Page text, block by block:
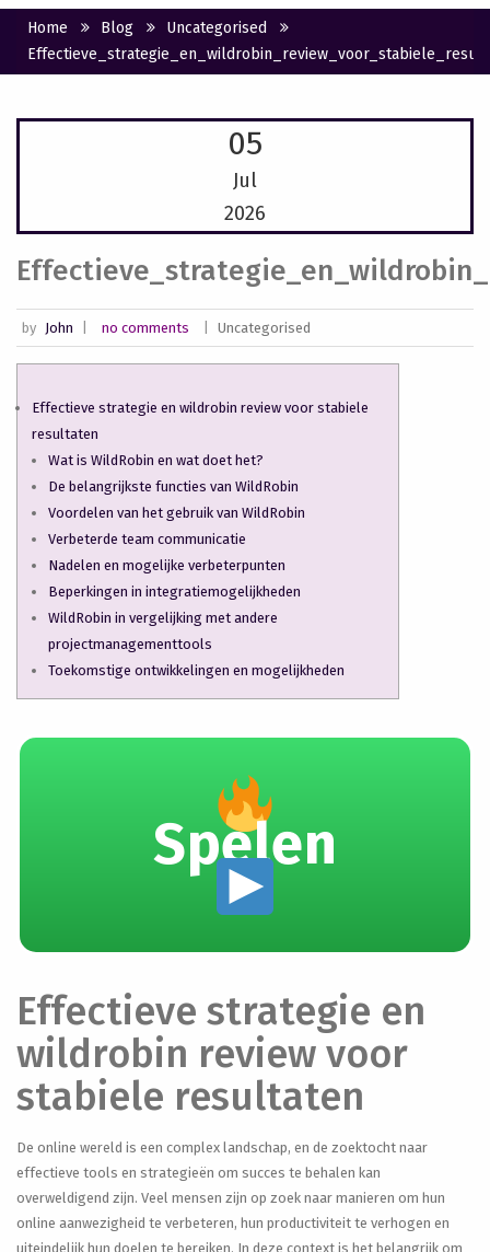
Home Blog
Uncategorised
05
Jul
2026
by John no comments Uncategorised
Effectieve strategie en wildrobin review voor stabiele
resultaten
Wat is WildRobin en wat doet het?
De belangrijkste functies van WildRobin
Voordelen van het gebruik van WildRobin
Verbeterde team communicatie
Nadelen en mogelijke verbeterpunten
Beperkingen in integratiemogelijkheden
WildRobin in vergelijking met andere
projectmanagementtools
Toekomstige ontwikkelingen en mogelijkheden
Spelen
Effectieve strategie en
wildrobin review voor
stabiele resultaten
De online wereld is een complex landschap, en de zoektocht naar
effectieve tools en strategieën om succes te behalen kan
overweldigend zijn. Veel mensen zijn op zoek naar manieren om hun
online aanwezigheid te verbeteren, hun productiviteit te verhogen en
uiteindelijk hun doelen te bereiken. In deze context is het belangrijk om